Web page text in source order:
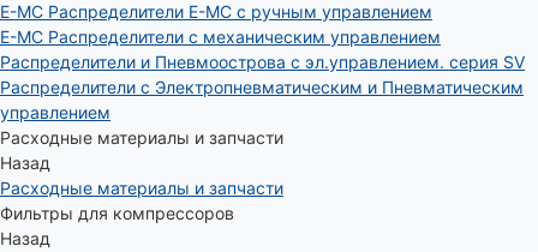
E-MC Распределители E-MC с ручным управлением
E-MC Распределители с механическим управлением
Распределители и Пневмоострова с эл.управлением. серия SV
Распределители с Электропневматическим и Пневматическим
управлением
Расходные материалы и запчасти
Назад
Расходные материалы и запчасти
Фильтры для компрессоров
Назад